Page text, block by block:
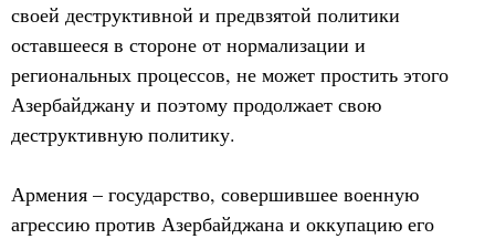
своей деструктивной и предвзятой политики
оставшееся в стороне от нормализации и
региональных процессов, не может простить этого
Азербайджану и поэтому продолжает свою
деструктивную политику.
Армения – государство, совершившее военную
агрессию против Азербайджана и оккупацию его